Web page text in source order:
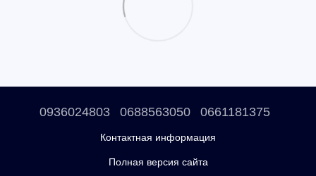
0936024803 0688563050 0661181375
Контактная информация
Полная версия сайта